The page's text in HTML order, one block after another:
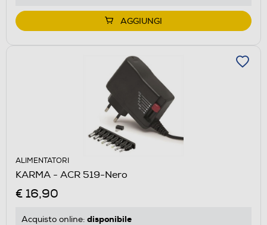
AGGIUNGI
ALIMENTATORI
KARMA - ACR 519-Nero
€ 16,90
Acquisto online: disponibile